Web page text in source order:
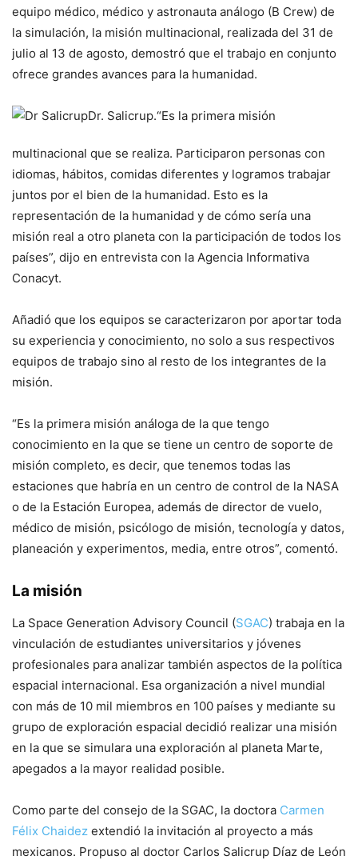
equipo médico, médico y astronauta análogo (B Crew) de
la simulación, la misión multinacional, realizada del 31 de
julio al 13 de agosto, demostró que el trabajo en conjunto
ofrece grandes avances para la humanidad.
Dr. Salicrup.“Es la primera misión
multinacional que se realiza. Participaron personas con
idiomas, hábitos, comidas diferentes y logramos trabajar
juntos por el bien de la humanidad. Esto es la
representación de la humanidad y de cómo sería una
misión real a otro planeta con la participación de todos los
países”, dijo en entrevista con la Agencia Informativa
Conacyt.
Añadió que los equipos se caracterizaron por aportar toda
su experiencia y conocimiento, no solo a sus respectivos
equipos de trabajo sino al resto de los integrantes de la
misión.
“Es la primera misión análoga de la que tengo
conocimiento en la que se tiene un centro de soporte de
misión completo, es decir, que tenemos todas las
estaciones que habría en un centro de control de la NASA
o de la Estación Europea, además de director de vuelo,
médico de misión, psicólogo de misión, tecnología y datos,
planeación y experimentos, media, entre otros”, comentó.
La misión
La Space Generation Advisory Council (SGAC) trabaja en la
vinculación de estudiantes universitarios y jóvenes
profesionales para analizar también aspectos de la política
espacial internacional. Esa organización a nivel mundial
con más de 10 mil miembros en 100 países y mediante su
grupo de exploración espacial decidió realizar una misión
en la que se simulara una exploración al planeta Marte,
apegados a la mayor realidad posible.
Como parte del consejo de la SGAC, la doctora Carmen
Félix Chaidez extendió la invitación al proyecto a más
mexicanos. Propuso al doctor Carlos Salicrup Díaz de León